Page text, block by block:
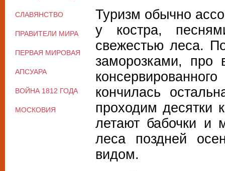
Туризм обычно
у костра,
свежестью леса.
заморозками, про
кончилась
проходим десятки
летают бабочки и
леса поздней
видом.
СЛАВЯНСТВО
ПРАВИТЕЛИ МИРА
ПЕРВАЯ МИРОВАЯ
АПСУАРА
ВОЙНА 1812 ГОДА
МОСКОВИЯ